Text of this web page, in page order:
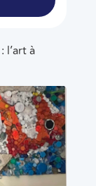
: l’art à